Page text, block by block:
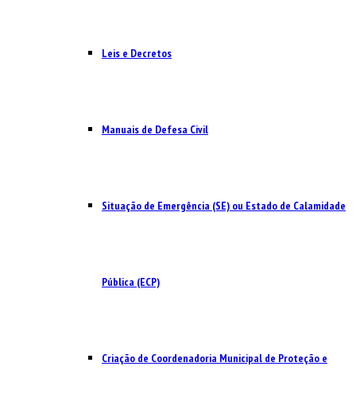
Leis e Decretos
Manuais de Defesa Civil
Situação de Emergência (SE) ou Estado de Calamidade
Pública (ECP)
Criação de Coordenadoria Municipal de Proteção e